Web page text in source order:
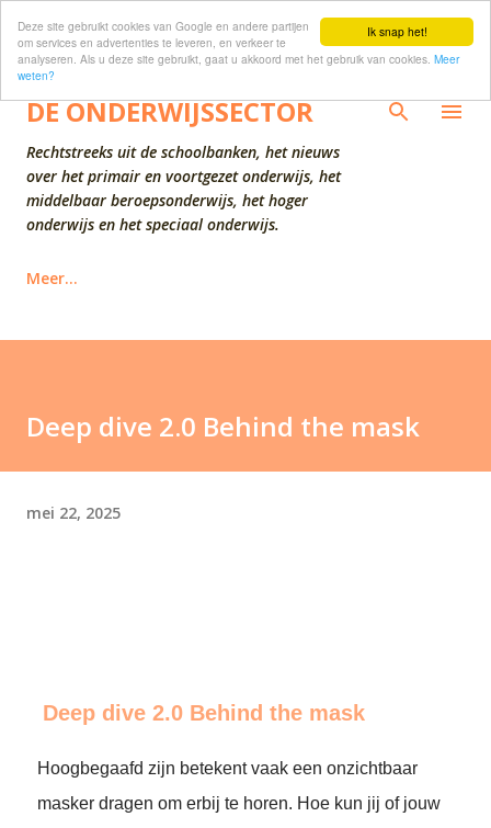
Ik snap het!
Deze site gebruikt cookies van Google en andere partijen
om services en advertenties te leveren, en verkeer te
analyseren. Als u deze site gebruikt, gaat u akkoord met het gebruik van cookies. Meer
weten?
Doorgaan naar hoofdcontent
DE ONDERWIJSSECTOR
Rechtstreeks uit de schoolbanken, het nieuws
over het primair en voortgezet onderwijs, het
middelbaar beroepsonderwijs, het hoger
onderwijs en het speciaal onderwijs.
Meer…
Deep dive 2.0 Behind the mask
mei 22, 2025
Deep dive 2.0 Behind the mask
Hoogbegaafd zijn betekent vaak een onzichtbaar
masker dragen om erbij te horen. Hoe kun jij of jouw